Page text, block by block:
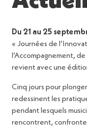
Du 21 au 25
« Journées de
l’Accompagnement,
revient avec une
Cinq jours pour
redessinent les
pendant lesquels
rencontrent,